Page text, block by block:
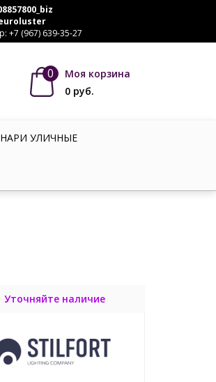
+7 (967) 639-35-27
0
Моя корзина
0 руб.
УЛИЧНЫЕ
Уточняйте наличие